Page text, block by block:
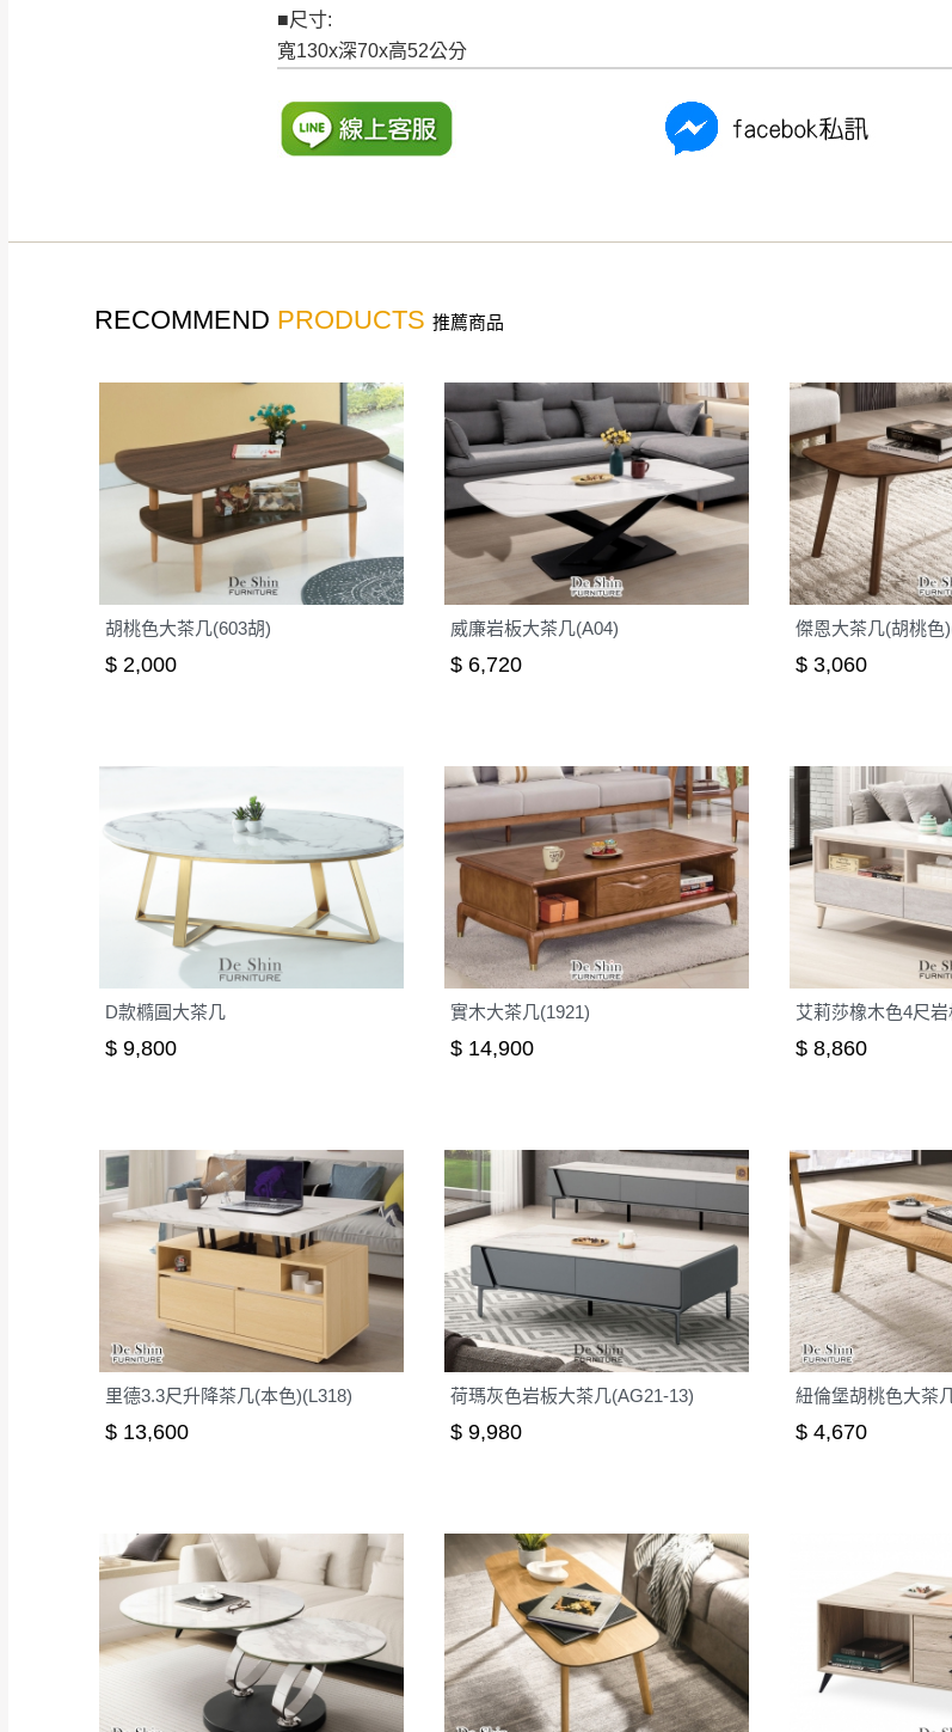
■尺寸:
寬130x深70x高52公分
本公司除了盡最大努力完成配送外，視狀況保有出貨的權利。
保護物流人員的工作安全，賣家無提供吊掛服務，若需以吊車或其他的吊
因大型傢俱有組裝、配送的問題，並非一般快速到貨商品，無法指定特定
讓您不用整天在家等貨，以免浪費你的寶貴時間。
如遇自然災害、政府宣布之災害警報等不可抗力情事，而危及運送人員輸
▪️三日內若未接獲您的匯款或轉帳通知，商品將不予保留(訂單自動取消)。
▪️無回收家具服務，若需回收家具可聯絡當地請清潔隊回收,免付費清運專
RECOMMEND PRODUCTS 推薦商品
胡桃色大茶几(603胡)
$ 2,000
威廉岩板大茶几(A04)
$ 6,720
傑恩大茶几(胡桃色
$ 3,060
D款橢圓大茶几
$ 9,800
實木大茶几(1921)
$ 14,900
艾莉莎橡木色4尺
$ 8,860
里德3.3尺升降茶几(本色)(L318)
$ 13,600
荷瑪灰色岩板大茶几(AG21-13)
$ 9,980
紐倫堡胡桃色大茶
$ 4,670